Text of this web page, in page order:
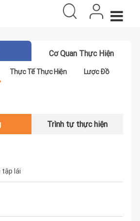
Cơ Quan Thực Hiện
Thực Tế Thực Hiện Lược Đồ
Trình tự thực hiện
tập lái